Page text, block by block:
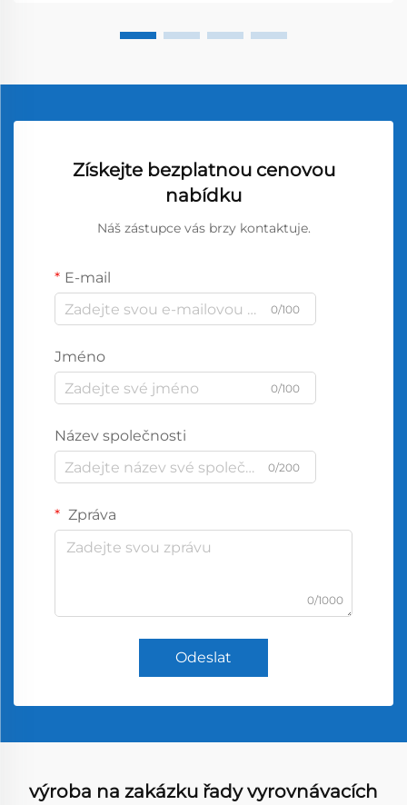
Získejte bezplatnou cenovou
nabídku
Náš zástupce vás brzy kontaktuje.
E-mail
0/100
Jméno
0/100
Název společnosti
0/200
Zpráva
0/1000
Odeslat
výroba na zakázku řady vyrovnávacích